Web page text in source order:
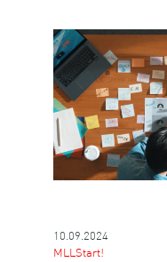
10.09.2024
MLLStart!